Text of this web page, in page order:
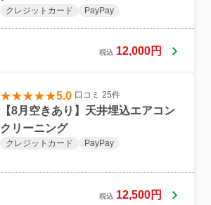
クレジットカード PayPay
税込 12,000円
5.0 口コミ 25件
【8月空きあり】天井埋込エアコン
クリーニング
クレジットカード PayPay
税込 12,500円